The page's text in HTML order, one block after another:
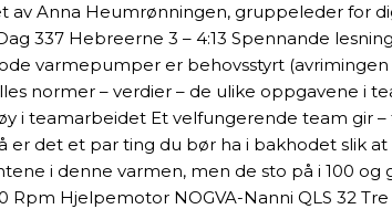
Anna Heumrønningen, gruppeleder for
337 Hebreerne 3 – 4:13 Spennande
varmepumper er behovsstyrt
normer – verdier – de ulike oppgavene i
teamarbeidet Et velfungerende team gir
er det et par ting du bør ha i bakhodet slik
i denne varmen, men de sto på i 100 og
Rpm Hjelpemotor NOGVA-Nanni QLS 32